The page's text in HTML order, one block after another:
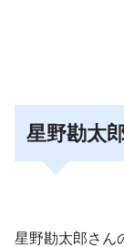
星野勘太
星野勘太郎さん